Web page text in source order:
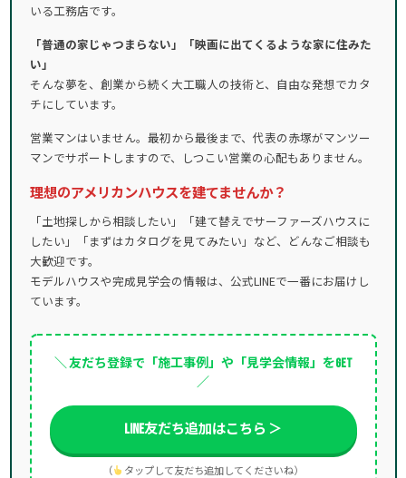
いる工務店です。
「普通の家じゃつまらない」「映画に出てくるような家に住みた
い」
そんな夢を、創業から続く大工職人の技術と、自由な発想でカタ
チにしています。
営業マンはいません。最初から最後まで、代表の赤塚がマンツー
マンでサポートしますので、しつこい営業の心配もありません。
理想のアメリカンハウスを建てませんか？
「土地探しから相談したい」「建て替えでサーファーズハウスに
したい」「まずはカタログを見てみたい」など、どんなご相談も
大歓迎です。
モデルハウスや完成見学会の情報は、公式LINEで一番にお届けし
ています。
＼ 友だち登録で「施工事例」や「見学会情報」をGET
／
LINE友だち追加はこちら ＞
（ タップして友だち追加してくださいね）